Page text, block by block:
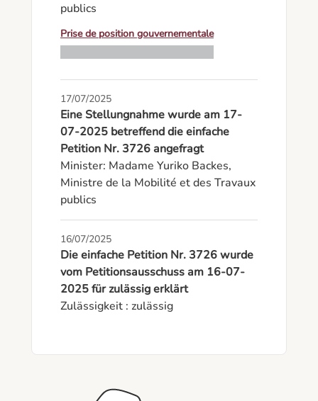
publics
Prise de position gouvernementale
17/07/2025
Eine Stellungnahme wurde am 17-
07-2025 betreffend die einfache
Petition Nr. 3726 angefragt
Minister: Madame Yuriko Backes,
Ministre de la Mobilité et des Travaux
publics
16/07/2025
Die einfache Petition Nr. 3726 wurde
vom Petitionsausschuss am 16-07-
2025 für zulässig erklärt
Zulässigkeit : zulässig